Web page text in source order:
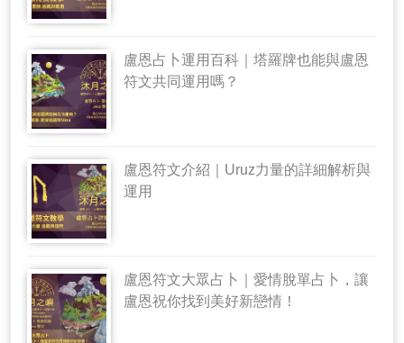
盧恩占卜運用百科｜塔羅牌也能與盧恩
符文共同運用嗎？
盧恩符文介紹｜Uruz力量的詳細解析與
運用
盧恩符文大眾占卜｜愛情脫單占卜，讓
盧恩祝你找到美好新戀情！